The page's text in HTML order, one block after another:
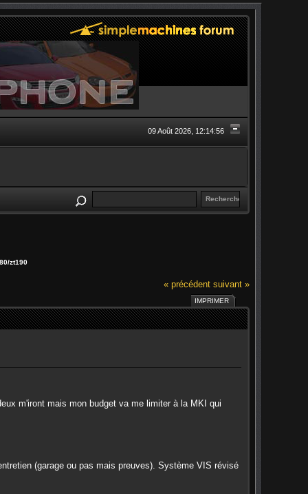
09 Août 2026, 12:14:56
zt190
« précédent suivant »
IMPRIMER
m'iront mais mon budget va me limiter à la MKI qui
(garage ou pas mais preuves). Système VIS révisé